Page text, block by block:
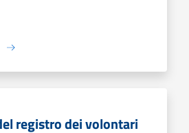
registro dei volontari